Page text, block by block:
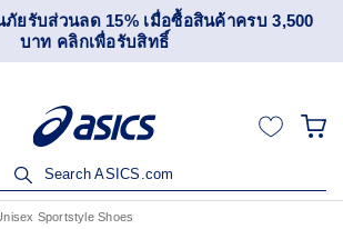
เพื่อสะสมคะแนน และสิทธิพิเศษสำหรับ
สมาชิกเท่านั้น สมัครเลย
Search ASICS.com
Sportstyle Shoes